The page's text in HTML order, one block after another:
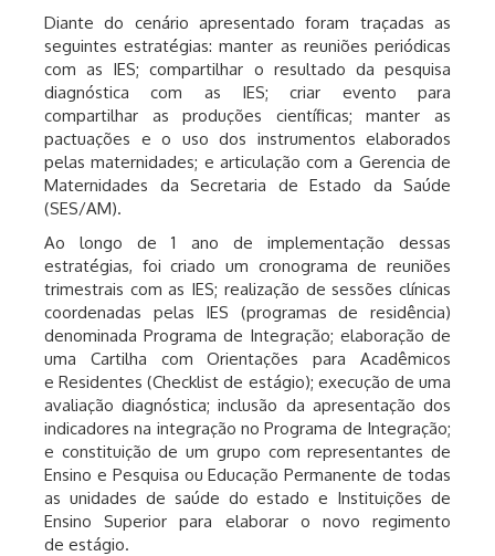
Diante do cenário apresentado foram traçadas as
seguintes estratégias: manter as reuniões periódicas
com as IES; compartilhar o resultado da pesquisa
diagnóstica com as IES; criar evento para
compartilhar as produções científicas; manter as
pactuações e o uso dos instrumentos elaborados
pelas maternidades; e articulação com a Gerencia de
Maternidades da Secretaria de Estado da Saúde
(SES/AM).
Ao longo de 1 ano de implementação dessas
estratégias, foi criado um cronograma de reuniões
trimestrais com as IES; realização de sessões clínicas
coordenadas pelas IES (programas de residência)
denominada Programa de Integração; elaboração de
uma Cartilha com Orientações para Acadêmicos
e Residentes (Checklist de estágio); execução de uma
avaliação diagnóstica; inclusão da apresentação dos
indicadores na integração no Programa de Integração;
e constituição de um grupo com representantes de
Ensino e Pesquisa ou Educação Permanente de todas
as unidades de saúde do estado e Instituições de
Ensino Superior para elaborar o novo regimento
de estágio.